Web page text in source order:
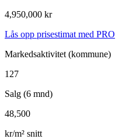
4,950,000 kr
Lås opp prisestimat med PRO
Markedsaktivitet (kommune)
127
Salg (6 mnd)
48,500
kr/m² snitt